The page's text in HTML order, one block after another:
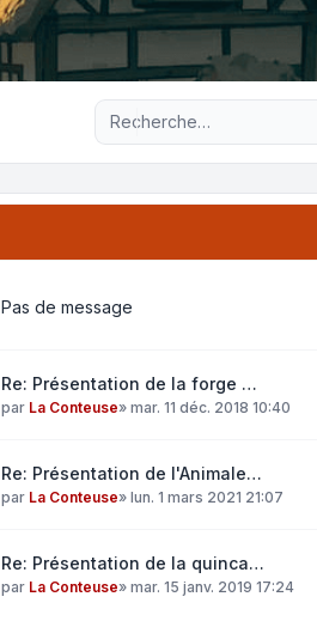
Recherche avancée
Pas de message
Re: Présentation de la forge …
par La Conteuse» mar. 11 déc. 2018 10:40
Re: Présentation de l'Animale…
par La Conteuse» lun. 1 mars 2021 21:07
Re: Présentation de la quinca…
par La Conteuse» mar. 15 janv. 2019 17:24